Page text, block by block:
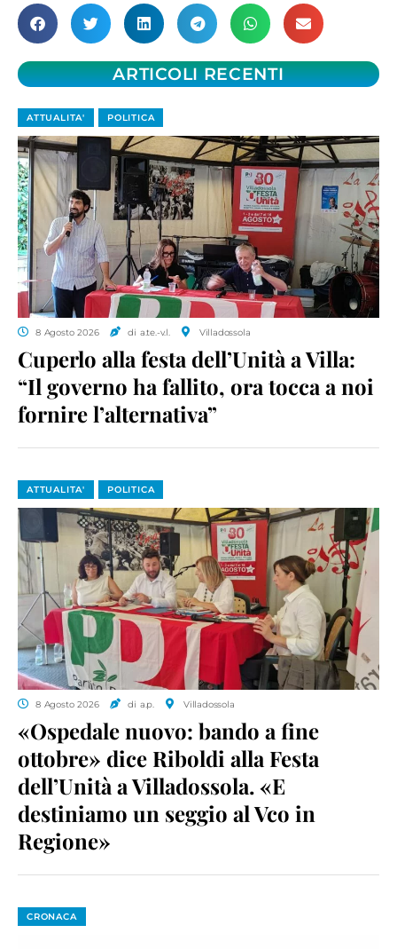
ARTICOLI RECENTI
ATTUALITA' POLITICA
8 Agosto 2026 di a.te.-v.l. Villadossola
Cuperlo alla festa dell’Unità a Villa:
“Il governo ha fallito, ora tocca a noi
fornire l’alternativa”
ATTUALITA' POLITICA
8 Agosto 2026 di a.p. Villadossola
«Ospedale nuovo: bando a fine
ottobre» dice Riboldi alla Festa
dell’Unità a Villadossola. «E
destiniamo un seggio al Vco in
Regione»
CRONACA